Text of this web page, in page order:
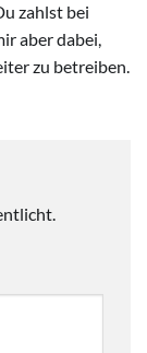
zahlst bei
aber dabei,
zu betreiben.